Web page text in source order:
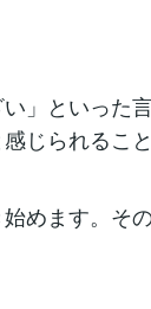
」といった
じられるこ
めます。そ